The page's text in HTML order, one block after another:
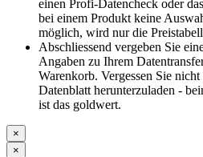
einen Profi-Datencheck oder
bei einem Produkt keine
möglich, wird nur die
Abschliessend vergeben Sie
Angaben zu Ihrem
Warenkorb. Vergessen Sie
Datenblatt herunterzuladen -
ist das goldwert.
×
×